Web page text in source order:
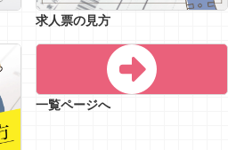
求人票の見方
一覧ページへ